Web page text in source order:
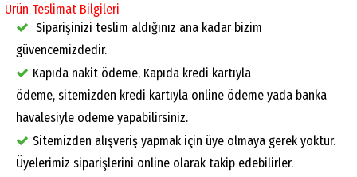
Ürün Teslimat Bilgileri
Siparişinizi teslim aldığınız ana kadar bizim
güvencemizdedir.
Kapıda nakit ödeme, Kapıda kredi kartıyla
ödeme, sitemizden kredi kartıyla online ödeme yada banka
havalesiyle ödeme yapabilirsiniz.
Sitemizden alışveriş yapmak için üye olmaya gerek yoktur.
Üyelerimiz siparişlerini online olarak takip edebilirler.